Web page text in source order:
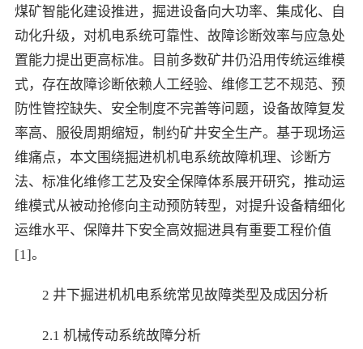
煤矿智能化建设推进，掘进设备向大功率、集成化、自
动化升级，对机电系统可靠性、故障诊断效率与应急处
置能力提出更高标准。目前多数矿井仍沿用传统运维模
式，存在故障诊断依赖人工经验、维修工艺不规范、预
防性管控缺失、安全制度不完善等问题，设备故障复发
率高、服役周期缩短，制约矿井安全生产。基于现场运
维痛点，本文围绕掘进机机电系统故障机理、诊断方
法、标准化维修工艺及安全保障体系展开研究，推动运
维模式从被动抢修向主动预防转型，对提升设备精细化
运维水平、保障井下安全高效掘进具有重要工程价值
[1]。
2 井下掘进机机电系统常见故障类型及成因分析
2.1 机械传动系统故障分析